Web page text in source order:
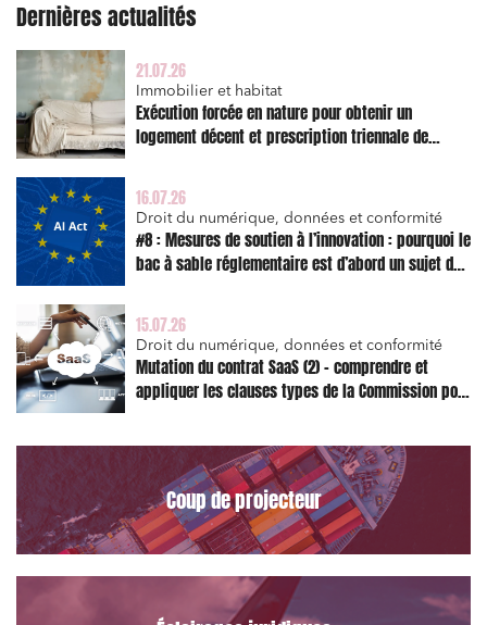
Dernières actualités
21.07.26
Immobilier et habitat
Exécution forcée en nature pour obtenir un
logement décent et prescription triennale de
16.07.26
Droit du numérique, données et conformité
#8 : Mesures de soutien à l’innovation : pourquoi le
bac à sable réglementaire est d’abord un sujet de
15.07.26
Droit du numérique, données et conformité
Mutation du contrat SaaS (2) – comprendre et
appliquer les clauses types de la Commission pour
Coup de projecteur
Relations commerciales et contrats
Associations et acteurs de l’économie sociale et
solidaire